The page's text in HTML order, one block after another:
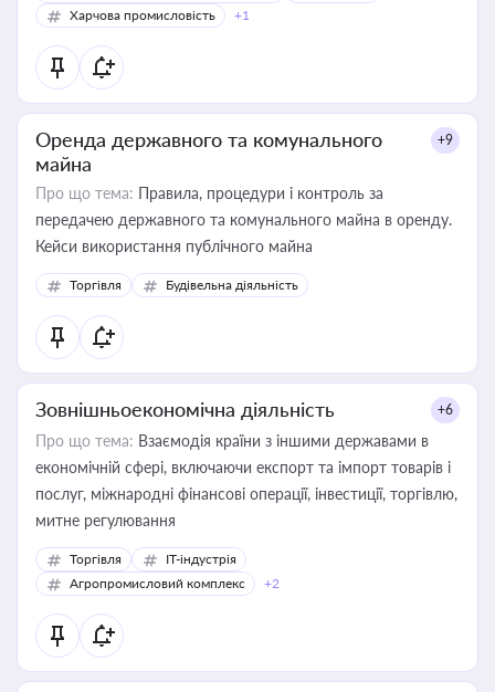
Харчова промисловість
+1
Оренда державного та комунального
майна
+9
Про що тема: Правила, процедури і контроль за
передачею державного та комунального майна в оренду.
Кейси використання публічного майна
Торгівля Будівельна діяльність
Зовнішньоекономічна діяльність +6
Про що тема: Взаємодія країни з іншими державами в
економічній сфері, включаючи експорт та імпорт товарів і
послуг, міжнародні фінансові операції, інвестиції, торгівлю,
митне регулювання
Торгівля
IT-індустрія
Агропромисловий комплекс
+2